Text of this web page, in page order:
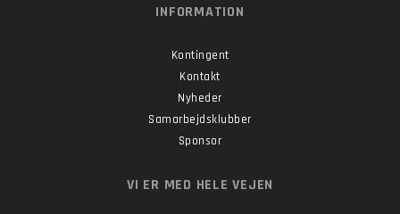
INFORMATION
Kontingent
Kontakt
Nyheder
Samarbejdsklubber
Sponsor
VI ER MED HELE VEJEN